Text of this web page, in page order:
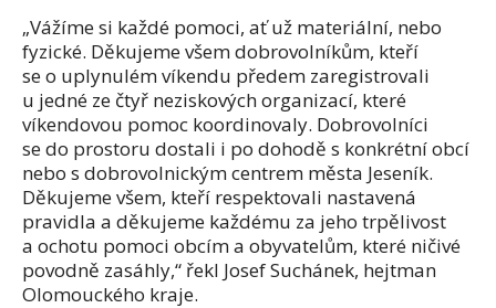
„Vážíme si každé pomoci, ať už materiální, nebo
fyzické. Děkujeme všem dobrovolníkům, kteří
se o uplynulém víkendu předem zaregistrovali
u jedné ze čtyř neziskových organizací, které
víkendovou pomoc koordinovaly. Dobrovolníci
se do prostoru dostali i po dohodě s konkrétní obcí
nebo s dobrovolnickým centrem města Jeseník.
Děkujeme všem, kteří respektovali nastavená
pravidla a děkujeme každému za jeho trpělivost
a ochotu pomoci obcím a obyvatelům, které ničivé
povodně zasáhly,“ řekl Josef Suchánek, hejtman
Olomouckého kraje.